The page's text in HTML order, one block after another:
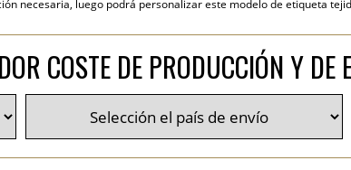
necesaria, luego podrá personalizar este modelo de etiqueta
COSTE DE PRODUCCIÓN Y DE